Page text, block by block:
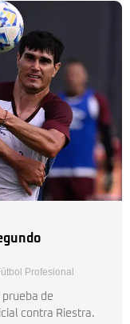
Profesional
de
contra Riestra.